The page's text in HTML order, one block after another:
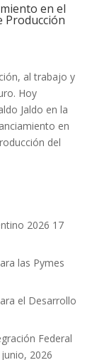
en el
Producción
al trabajo y
Hoy
Jaldo en la
en
del
2026 17
las Pymes
el Desarrollo
Federal
2026